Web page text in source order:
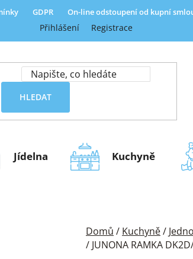
GDPR On-line odstoupení od kupní
Přihlášení Registrace
HLEDAT
Jídelna Kuchyně
Domů / Kuchyně/
/ JUNONA RAMKA